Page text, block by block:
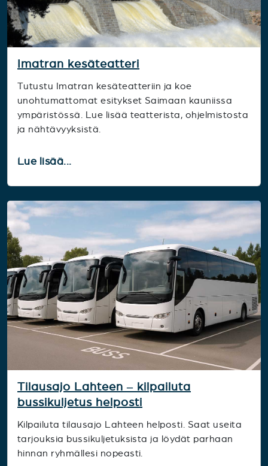
Imatran kesäteatteri
Tutustu Imatran kesäteatteriin ja koe
unohtumattomat esitykset Saimaan kauniissa
ympäristössä. Lue lisää teatterista, ohjelmistosta
ja nähtävyyksistä.
Lue lisää...
Tilausajo Lahteen – kilpailuta
bussikuljetus helposti
Kilpailuta tilausajo Lahteen helposti. Saat useita
tarjouksia bussikuljetuksista ja löydät parhaan
hinnan ryhmällesi nopeasti.